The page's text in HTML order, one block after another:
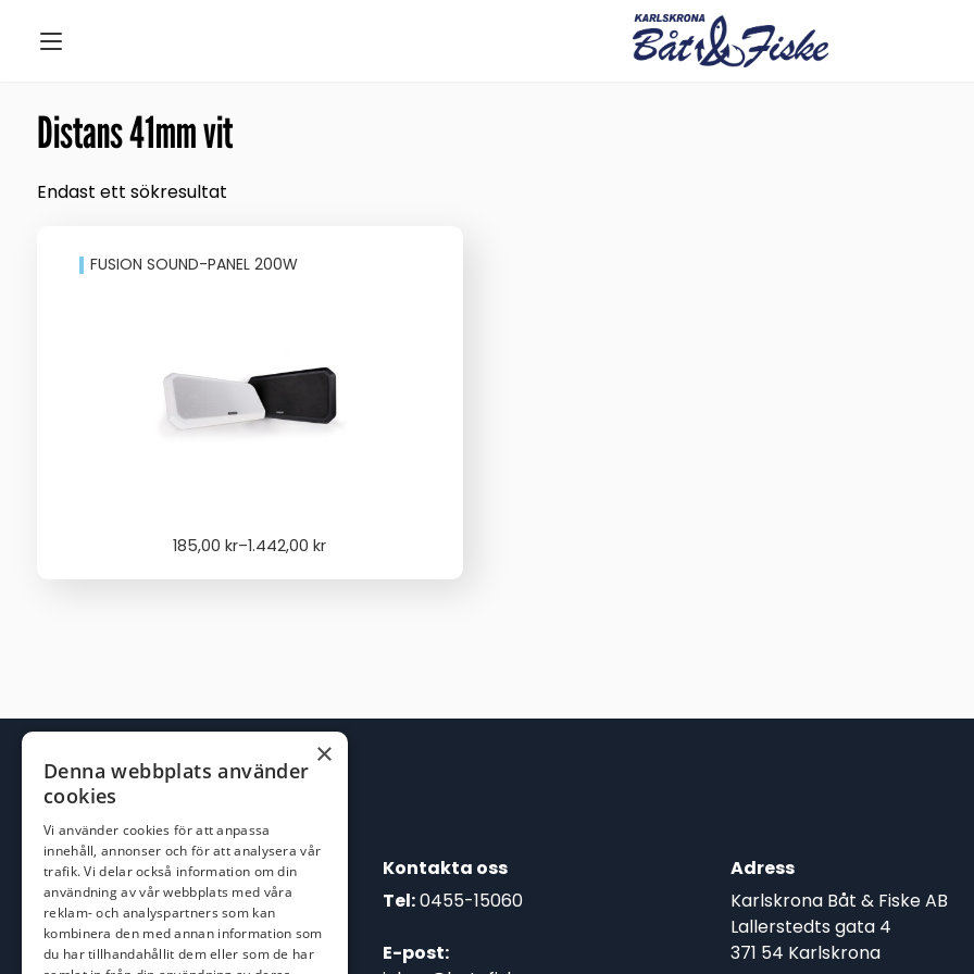
Distans 41mm vit
Endast ett sökresultat
FUSION SOUND-PANEL 200W
185,00kr–1.442,00kr
Price
Kontakta oss
Tel:0455-15060
E-post:
Adress
Karlskrona Båt & Fiske AB
Lallerstedts gata 4
371 54 Karlskrona
×
Denna webbplats använder
cookies
Vi använder cookies för att anpassa
innehåll, annonser och för att analysera vår
trafik. Vi delar också information om din
användning av vår webbplats med våra
reklam- och analyspartners som kan
kombinera den med annan information som
du har tillhandahållit dem eller som de har